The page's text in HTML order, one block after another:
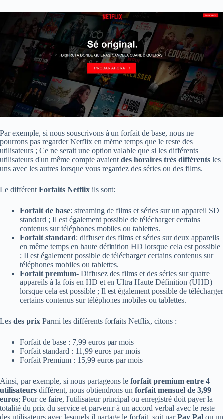
Par exemple, si nous souscrivons à un forfait de base, nous ne
pourrons pas regarder Netflix en même temps que le reste des
utilisateurs ; Ce ne serait une option valable que si les différents
utilisateurs d'un même compte avaient des horaires très différents les
uns avec les autres lorsque vous regardez des séries ou des films.
Le différent Forfaits Netflix ils sont:
Forfait de base: streaming de films et séries sur un appareil SD
standard ; Il est également possible de télécharger certains
contenus sur téléphones mobiles ou tablettes.
Forfait standard: diffuser des films et séries sur deux appareils
en même temps en haute définition HD lorsque cela est possible
; Il est également possible de télécharger certains contenus sur
téléphones mobiles ou tablettes.
Forfait premium- Diffusez des films et des séries sur quatre
appareils à la fois en HD et en Ultra Haute Définition (UHD)
lorsque cela est possible ; Il est également possible de télécharger
certains contenus sur téléphones mobiles ou tablettes.
Les des prix Parmi les différents forfaits Netflix, citons :
Forfait de base : 7,99 euros par mois
Forfait standard : 11,99 euros par mois
Forfait Premium : 15,99 euros par mois
Ainsi, par exemple, si nous partageons le forfait premium entre 4
utilisateurs différent, nous obtiendrons un forfait mensuel de 3,99
euros; Pour ce faire, l'utilisateur principal ou enregistré doit payer la
totalité du prix du service et parvenir à un accord verbal avec le reste
des utilisateurs avec lesquels il partage le forfait, soit parPay Pal ou un